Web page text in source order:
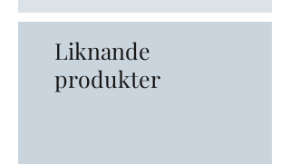
Liknande
produkter